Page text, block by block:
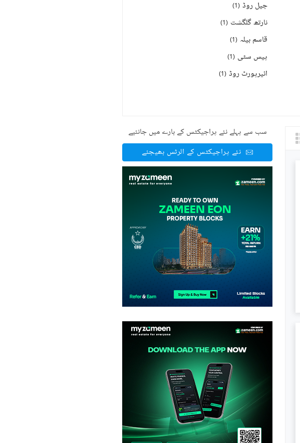
جیل روڈ (
1
)
نارتھ گلگشت (
1
)
قاسم بیلہ (
1
)
پیس سٹی (
1
)
ائیرپورٹ روڈ (
1
)
سب سے پہلے نئے پراجیکٹس کے بارے میں جانئیے
نئے پراجیکٹس کے الرٹس بھیجئے